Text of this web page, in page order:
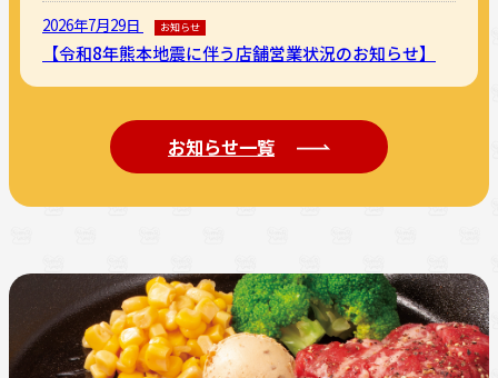
2026年7月29日 お知らせ
【令和8年熊本地震に伴う店舗営業状況のお知らせ】
お知らせ一覧